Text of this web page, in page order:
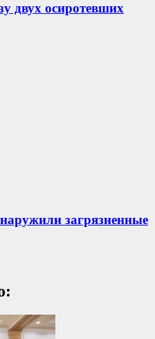
двух осиротевших
загрязненные